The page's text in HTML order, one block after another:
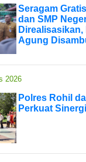
Seragam
dan SMP
Agung
2026
Polres Rohil
Perkuat